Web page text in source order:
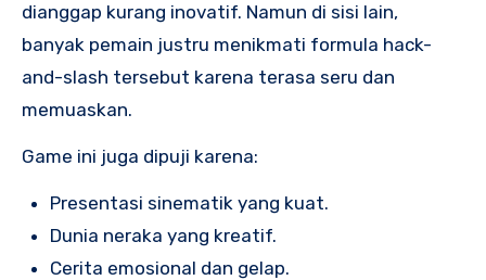
dianggap kurang inovatif. Namun di sisi lain,
banyak pemain justru menikmati formula hack-
and-slash tersebut karena terasa seru dan
memuaskan.
Game ini juga dipuji karena:
Presentasi sinematik yang kuat.
Dunia neraka yang kreatif.
Cerita emosional dan gelap.